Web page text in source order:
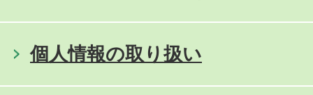
個人情報の取り扱い